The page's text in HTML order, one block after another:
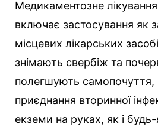
Медикаментозне
включає застосування як
місцевих лікарських
знімають свербіж та
полегшують
приєднання вторинної
екземи на руках, як і будь-